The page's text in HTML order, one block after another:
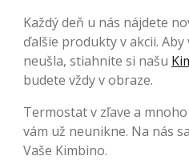
Každý deň u nás nájdete
ďalšie produkty v akcii. Aby
neušla, stiahnite si našu
budete vždy v obraze.
Termostat v zľave a
vám už neunikne. Na nás
Vaše Kimbino.